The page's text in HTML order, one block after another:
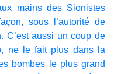
mains des Sionistes
sous l’autorité de
C’est aussi un coup de
ne le fait plus dans la
bombes le plus grand